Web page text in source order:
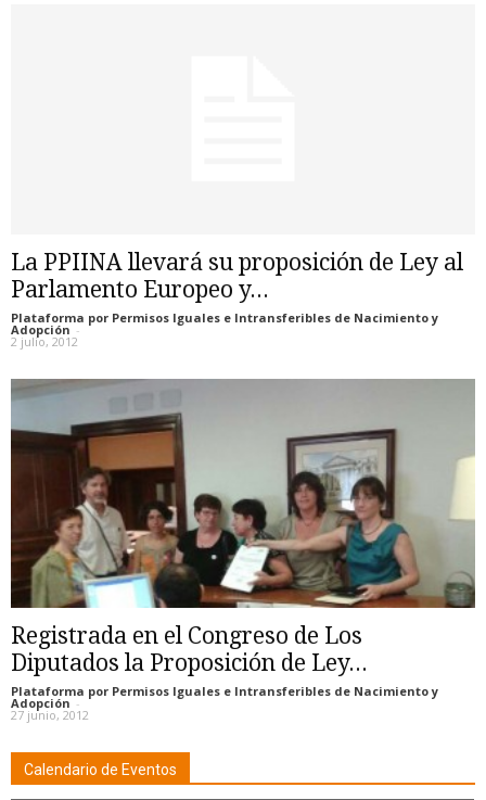
La PPIINA llevará su proposición de Ley al
Parlamento Europeo y...
Plataforma por Permisos Iguales e Intransferibles de Nacimiento y
Adopción -
2 julio, 2012
Registrada en el Congreso de Los
Diputados la Proposición de Ley...
Plataforma por Permisos Iguales e Intransferibles de Nacimiento y
Adopción -
27 junio, 2012
Calendario de Eventos